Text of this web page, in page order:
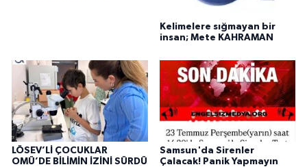
Kelimelere sığmayan bir
insan; Mete KAHRAMAN
LÖSEV’Lİ ÇOCUKLAR
OMÜ’DE BİLİMİN İZİNİ SÜRDÜ
Samsun'da Sirenler
Çalacak! Panik Yapmayın